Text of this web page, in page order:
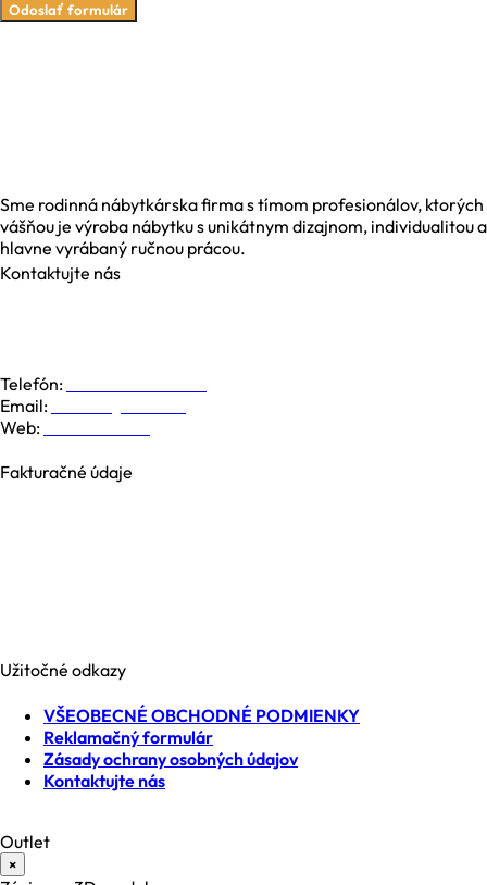
Odoslať formulár
Sme rodinná nábytkárska firma s tímom profesionálov, ktorých
vášňou je výroba nábytku s unikátnym dizajnom, individualitou a
hlavne vyrábaný ručnou prácou.
Kontaktujte nás
Telefón:
Email:
Web:
Fakturačné údaje
Užitočné odkazy
VŠEOBECNÉ OBCHODNÉ PODMIENKY
Reklamačný formulár
Zásady ochrany osobných údajov
Kontaktujte nás
Outlet
×